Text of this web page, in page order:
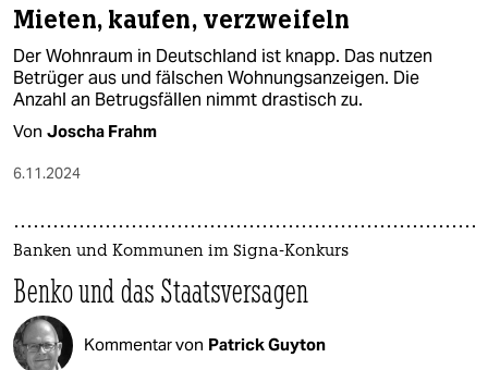
Mieten, kaufen, verzweifeln
Der Wohnraum in Deutschland ist knapp. Das nutzen
Betrüger aus und fälschen Wohnungsanzeigen. Die
Anzahl an Betrugsfällen nimmt drastisch zu.
Von Joscha Frahm
6.11.2024
Banken und Kommunen im Signa-Konkurs
Benko und das Staatsversagen
Kommentar von Patrick Guyton